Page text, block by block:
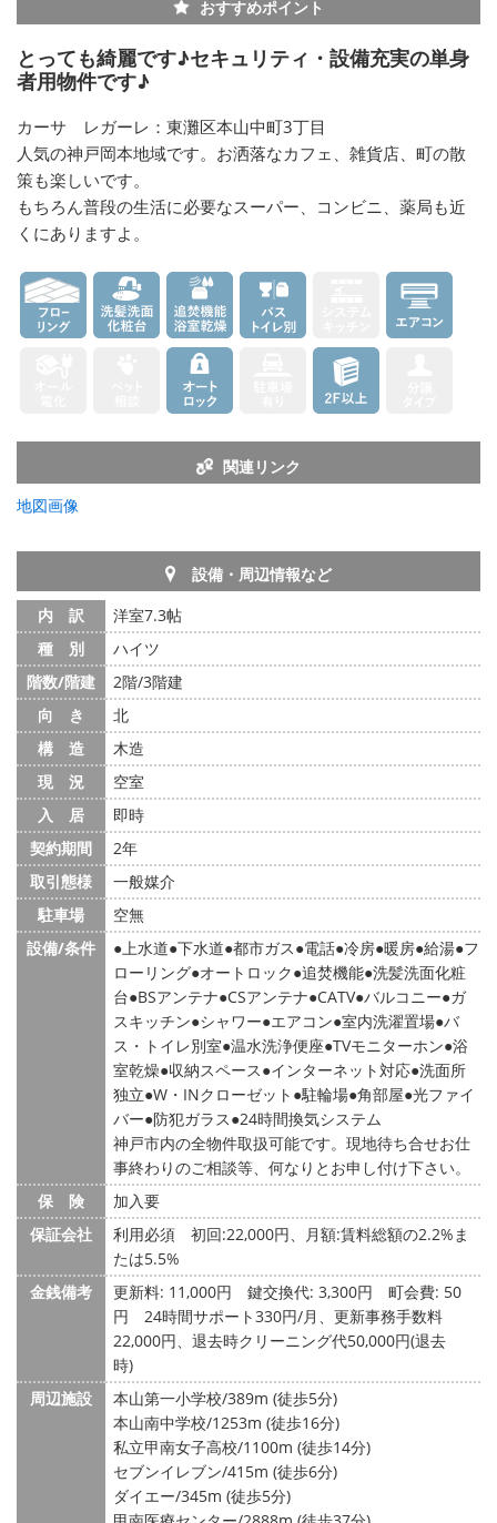
おすすめポイント
とっても綺麗です♪セキュリティ・設備充実の単身
者用物件です♪
カーサ レガーレ：東灘区本山中町3丁目
人気の神戸岡本地域です。お洒落なカフェ、雑貨店、町の散
策も楽しいです。
もちろん普段の生活に必要なスーパー、コンビニ、薬局も近
くにありますよ。
関連リンク
地図画像
設備・周辺情報など
内 訳
洋室7.3帖
種 別
ハイツ
階数/階建
2階/3階建
向 き
北
構 造
木造
現 況
空室
入 居
即時
契約期間
2年
取引態様
一般媒介
駐車場
空無
設備/条件
上水道 下水道 都市ガス 電話 冷房 暖房 給湯 フ
ローリング オートロック 追焚機能 洗髪洗面化粧
台 BSアンテナ CSアンテナ CATV バルコニー ガ
スキッチン シャワー エアコン 室内洗濯置場 バ
ス・トイレ別室 温水洗浄便座 TVモニターホン 浴
室乾燥 収納スペース インターネット対応 洗面所
独立 W・INクローゼット 駐輪場 角部屋 光ファイ
バー 防犯ガラス 24時間換気システム
神戸市内の全物件取扱可能です。現地待ち合せお仕
事終わりのご相談等、何なりとお申し付け下さい。
保 険
加入要
保証会社
利用必須 初回:22,000円、月額:賃料総額の2.2%ま
たは5.5%
金銭備考
更新料: 11,000円 鍵交換代: 3,300円
町会費: 50
円
24時間サポート330円/月、更新事務手数料
22,000円、退去時クリーニング代50,000円(退去
時)
周辺施設
本山第一小学校/389m (徒歩5分)
本山南中学校/1253m (徒歩16分)
私立甲南女子高校/1100m (徒歩14分)
セブンイレブン/415m (徒歩6分)
ダイエー/345m (徒歩5分)